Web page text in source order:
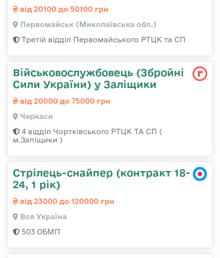
від 20100 до 50100 грн
Первомайськ (Миколаївська обл.)
Третій відділ Первомайського РТЦК та СП
Військовослужбовець (Збройні
Сили України) у Заліщики
від 20000 до 75000 грн
Черкаси
4 відділ Чортківського РТЦК ТА СП (
м.Заліщики )
Стрілець-снайпер (контракт 18-
24, 1 рік)
від 23000 до 120000 грн
Вся Україна
503 ОБМП